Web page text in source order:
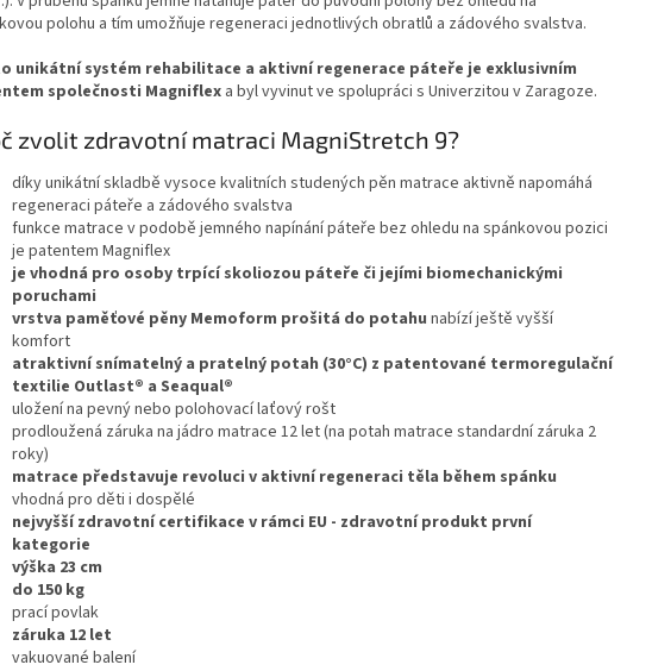
polohu a tím umožňuje regeneraci jednotlivých obratlů a zádového svalstva.
unikátní systém rehabilitace a aktivní regenerace páteře je exklusivním
společnosti Magniflex a byl vyvinut ve spolupráci s Univerzitou v Zaragoze.
zvolit zdravotní matraci MagniStretch 9?
díky unikátní skladbě vysoce kvalitních studených pěn matrace aktivně napomáhá
regeneraci páteře a zádového svalstva
funkce matrace v podobě jemného napínání páteře bez ohledu na spánkovou pozici
je patentem Magniflex
je vhodná pro osoby trpící skoliozou páteře či jejími biomechanickými
poruchami
vrstva paměťové pěny Memoform prošitá do potahu nabízí ještě vyšší
komfort
atraktivní snímatelný a pratelný potah (30°C) z patentované termoregulační
textilie Outlast® a Seaqual®
uložení na pevný nebo polohovací laťový rošt
prodloužená záruka na jádro matrace 12 let (na potah matrace standardní záruka 2
roky)
matrace představuje revoluci v aktivní regeneraci těla během spánku
vhodná pro děti i dospělé
nejvyšší zdravotní certifikace v rámci EU - zdravotní produkt první
kategorie
výška 23 cm
do 150 kg
prací povlak
záruka 12 let
vakuované balení